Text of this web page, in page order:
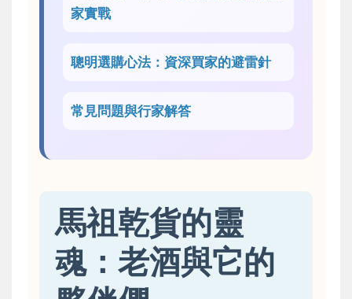
家實戰
聰明選購心法：資深買家的避雷針
常見問題與行家解答
馬祖乾貨的靈
魂：老酒與它的